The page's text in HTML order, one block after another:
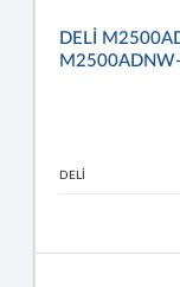
DELİ
M2500ADNW-
DELİ